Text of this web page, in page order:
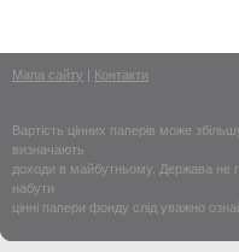
Мапа сайту | Контакти
Вартість цінних паперів може
визначають
доходи в майбутньому. Держава не
набути
цінні папери фонду слід уважно